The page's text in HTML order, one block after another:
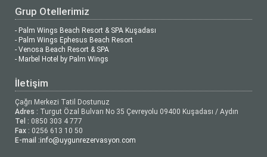
Grup Otellerimiz
- Palm Wings Beach Resort & SPA Kuşadası
- Palm Wings Ephesus Beach Resort
- Venosa Beach Resort & SPA
- Marbel Hotel by Palm Wings
İletişim
Çağrı Merkezi Tatil Dostunuz
Adres : Turgut Özal Bulvarı No 35 Çevreyolu 09400 Kuşadası / Aydın
Tel : 0850 303 4 777
Fax : 0256 613 10 50
E-mail :info@uygunrezervasyon.com